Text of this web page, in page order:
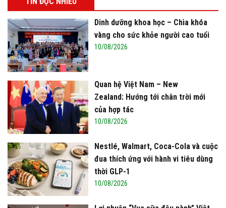
miễn thuế nhập khẩu
Dinh dưỡng khoa học – Chìa khóa
vàng cho sức khỏe người cao tuổi
10/08/2026
Quan hệ Việt Nam – New
Zealand: Hướng tới chân trời mới
của hợp tác
10/08/2026
Nestlé, Walmart, Coca-Cola và cuộc
đua thích ứng với hành vi tiêu dùng
thời GLP-1
10/08/2026